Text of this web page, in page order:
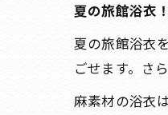
夏の旅館浴衣
夏の旅館浴衣
ごせます。さ
麻素材の浴衣